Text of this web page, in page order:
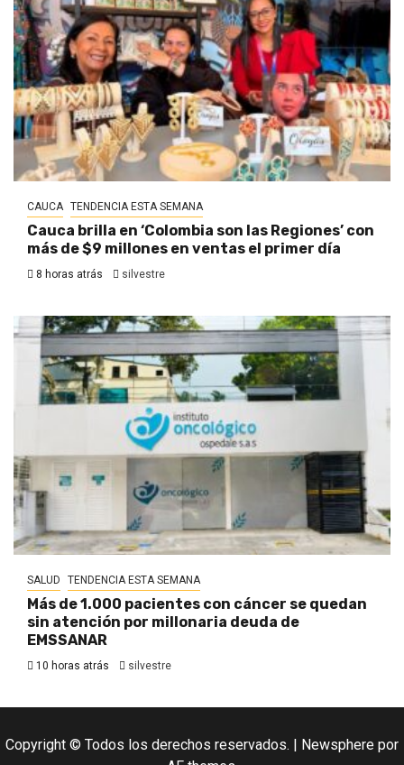
CAUCA TENDENCIA ESTA SEMANA
Cauca brilla en ‘Colombia son las Regiones’ con
más de $9 millones en ventas el primer día
8 horas atrás silvestre
SALUD TENDENCIA ESTA SEMANA
Más de 1.000 pacientes con cáncer se quedan
sin atención por millonaria deuda de
EMSSANAR
10 horas atrás silvestre
Copyright © Todos los derechos reservados. | Newsphere por